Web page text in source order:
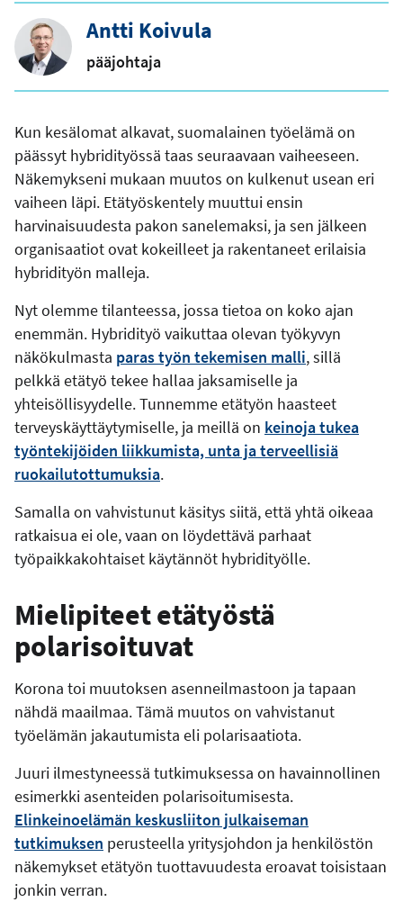
Antti Koivula
pääjohtaja
Kun kesälomat alkavat, suomalainen työelämä on
päässyt hybridityössä taas seuraavaan vaiheeseen.
Näkemykseni mukaan muutos on kulkenut usean eri
vaiheen läpi. Etätyöskentely muuttui ensin
harvinaisuudesta pakon sanelemaksi, ja sen jälkeen
organisaatiot ovat kokeilleet ja rakentaneet erilaisia
hybridityön malleja.
Nyt olemme tilanteessa, jossa tietoa on koko ajan
enemmän. Hybridityö vaikuttaa olevan työkyvyn
näkökulmasta paras työn tekemisen malli, sillä
pelkkä etätyö tekee hallaa jaksamiselle ja
yhteisöllisyydelle. Tunnemme etätyön haasteet
terveyskäyttäytymiselle, ja meillä on keinoja tukea
työntekijöiden liikkumista, unta ja terveellisiä
ruokailutottumuksia.
Samalla on vahvistunut käsitys siitä, että yhtä oikeaa
ratkaisua ei ole, vaan on löydettävä parhaat
työpaikkakohtaiset käytännöt hybridityölle.
Mielipiteet etätyöstä
polarisoituvat
Korona toi muutoksen asenneilmastoon ja tapaan
nähdä maailmaa. Tämä muutos on vahvistanut
työelämän jakautumista eli polarisaatiota.
Juuri ilmestyneessä tutkimuksessa on havainnollinen
esimerkki asenteiden polarisoitumisesta.
Elinkeinoelämän keskusliiton julkaiseman
tutkimuksen perusteella yritysjohdon ja henkilöstön
näkemykset etätyön tuottavuudesta eroavat toisistaan
jonkin verran.